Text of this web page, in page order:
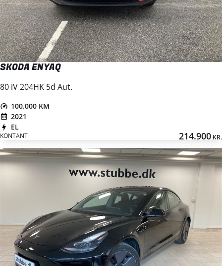
SKODA ENYAQ
80 iV 204HK 5d Aut.
100.000 KM
2021
EL
KONTANT 214.900 KR.